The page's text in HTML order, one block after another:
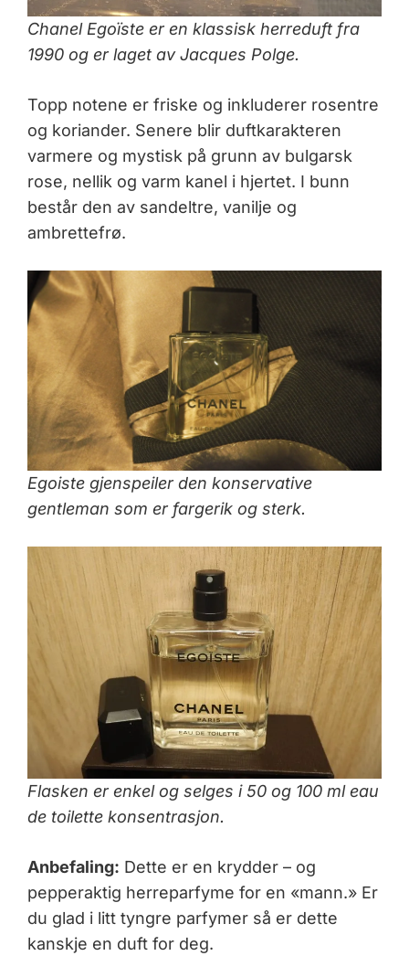
Chanel Egoïste er en klassisk herreduft fra
1990 og er laget av Jacques Polge.
Topp notene er friske og inkluderer rosentre
og koriander. Senere blir duftkarakteren
varmere og mystisk på grunn av bulgarsk
rose, nellik og varm kanel i hjertet. I bunn
består den av sandeltre, vanilje og
ambrettefrø.
Egoiste gjenspeiler den konservative
gentleman som er fargerik og sterk.
Flasken er enkel og selges i 50 og 100 ml eau
de toilette konsentrasjon.
Anbefaling: Dette er en krydder – og
pepperaktig herreparfyme for en «mann.» Er
du glad i litt tyngre parfymer så er dette
kanskje en duft for deg.